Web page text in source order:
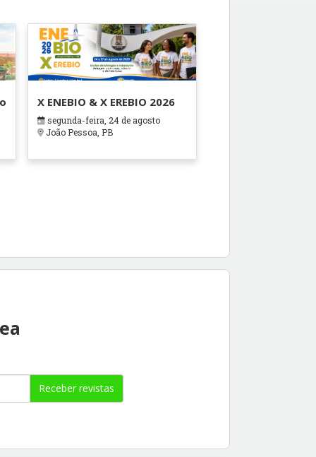
X ENEBIO & X EREBIO 2026
segunda-feira, 24 de agosto
João Pessoa, PB
Receber revistas